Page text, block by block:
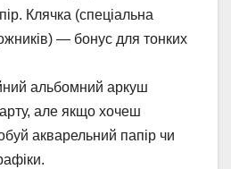
Клячка (спеціальна
— бонус для тонких
альбомний аркуш
але якщо хочеш
акварельний папір чи